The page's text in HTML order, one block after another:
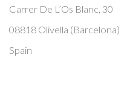
Carrer De L’Os Blanc, 30
08818 Olivella (Barcelona)
Spain